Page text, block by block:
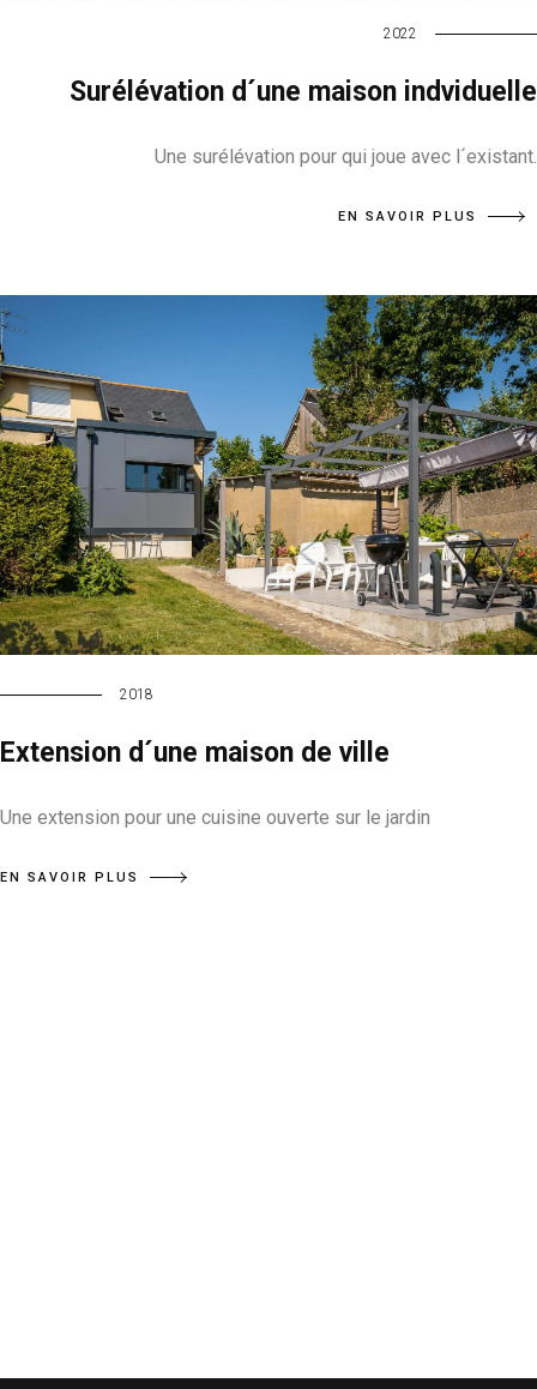
2022
Surélévation d´une maison indviduelle
Une surélévation pour qui joue avec l´existant.
EN SAVOIR PLUS
2018
Extension d´une maison de ville
Une extension pour une cuisine ouverte sur le jardin
EN SAVOIR PLUS